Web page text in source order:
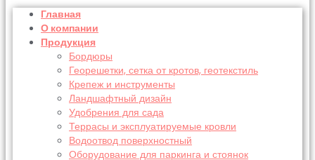
Главная
О компании
Продукция
Бордюры
Георешетки, сетка от кротов, геотекстиль
Крепеж и инструменты
Ландшафтный дизайн
Удобрения для сада
Террасы и эксплуатируемые кровли
Водоотвод поверхностный
Оборудование для паркинга и стоянок